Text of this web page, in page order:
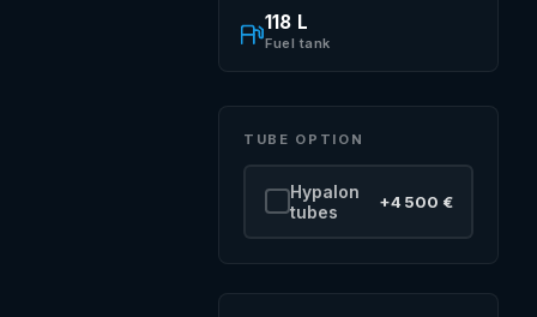
118 L
Fuel tank
TUBE OPTION
Hypalon
tubes
+4 500 €